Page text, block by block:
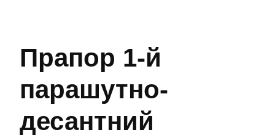
Прапор 1-й
парашутно-
десантний